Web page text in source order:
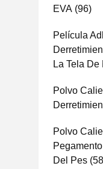
EVA (96)
Película
La Tela De
Polvo
Polvo
Del Pes